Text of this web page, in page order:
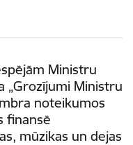
Ministru
„Grozījumi Ministru
noteikumos
finansē
mūzikas un dejas